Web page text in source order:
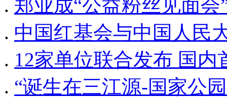
. 郑业成“公益粉丝见面
. 中国红基会与中国人民
. 12家单位联合发布 国
. “诞生在三江源-国家公